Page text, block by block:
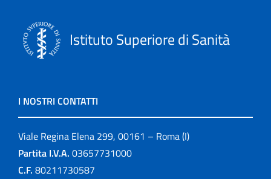
Istituto Superiore di Sanità
I NOSTRI CONTATTI
Viale Regina Elena 299, 00161 – Roma (I)
Partita I.V.A. 03657731000
C.F. 80211730587